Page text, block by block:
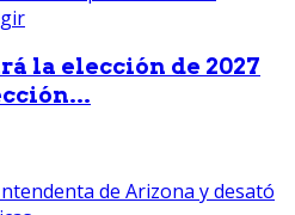
la elección de 2027